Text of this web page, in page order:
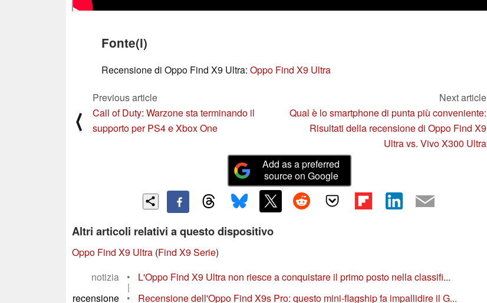
Fonte(i)
Recensione di Oppo Find X9 Ultra: Oppo Find X9 Ultra
⟨
Previous article
Call of Duty: Warzone sta terminando il
supporto per PS4 e Xbox One
Next article
Qual è lo smartphone di punta più conveniente:
Risultati della recensione di Oppo Find X9
Ultra vs. Vivo X300 Ultra
Add as a preferred
source on Google
Altri articoli relativi a questo dispositivo
Oppo Find X9 Ultra (Find X9 Serie)
notizia
• L'Oppo Find X9 Ultra non riesce a conquistare il primo posto nella classifi...
|
recensione
• Recensione dell'Oppo Find X9s Pro: questo mini-flagship fa impallidire il G...